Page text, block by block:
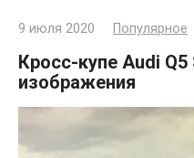
9 июля 2020 Популярное
Кросс-купе Audi
изображения